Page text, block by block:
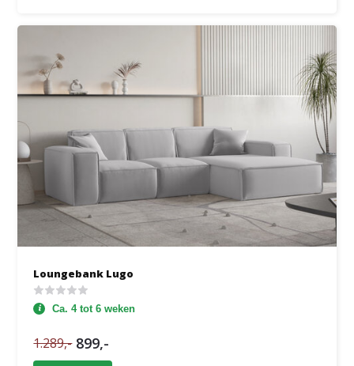
Loungebank Lugo
Ca. 4 tot 6 weken
1.289,- 899,-